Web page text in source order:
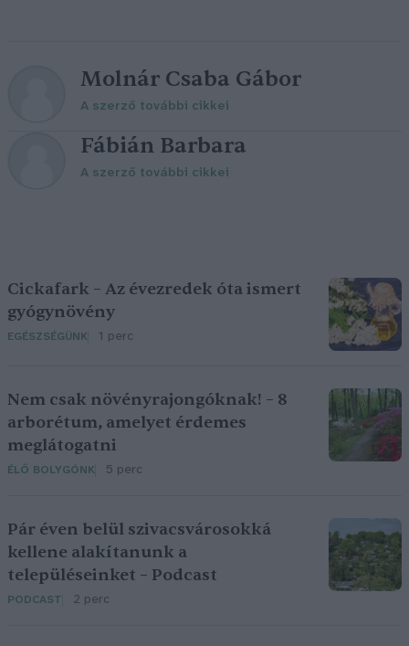
Molnár Csaba Gábor
A szerző további cikkei
Fábián Barbara
A szerző további cikkei
Cickafark – Az évezredek óta ismert
gyógynövény
EGÉSZSÉGÜNK 1 perc
Nem csak növényrajongóknak! – 8
arborétum, amelyet érdemes
meglátogatni
ÉLŐ BOLYGÓNK 5 perc
Pár éven belül szivacsvárosokká
kellene alakítanunk a
településeinket – Podcast
PODCAST 2 perc